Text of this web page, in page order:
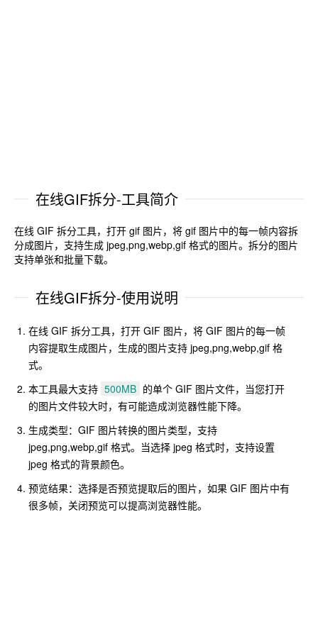
在线GIF拆分-工具简介
在线 GIF 拆分工具，打开 gif 图片，将 gif 图片中的每一帧内容拆
分成图片，支持生成 jpeg,png,webp,gif 格式的图片。拆分的图片
支持单张和批量下载。
在线GIF拆分-使用说明
在线 GIF 拆分工具，打开 GIF 图片，将 GIF 图片的每一帧
内容提取生成图片，生成的图片支持 jpeg,png,webp,gif 格
式。
本工具最大支持 500MB 的单个 GIF 图片文件，当您打开
的图片文件较大时，有可能造成浏览器性能下降。
生成类型：GIF 图片转换的图片类型，支持
jpeg,png,webp,gif 格式。当选择 jpeg 格式时，支持设置
jpeg 格式的背景颜色。
预览结果：选择是否预览提取后的图片，如果 GIF 图片中有
很多帧，关闭预览可以提高浏览器性能。